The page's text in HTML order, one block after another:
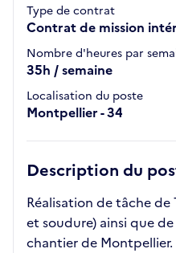
Type de contrat
Contrat de mission
Nombre d'heures par
35h / semaine
Localisation du poste
Montpellier - 34
Description du
Réalisation de tâche
et soudure) ainsi que
chantier de Montpellier.